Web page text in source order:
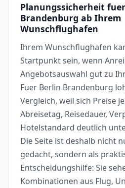
Planungssicherheit
Brandenburg ab Ihrem
Wunschflughafen
Ihrem Wunschflughafen
Startpunkt sein, wenn
Angebotsauswahl gut zu
Fuer Berlin Brandenburg
Vergleich, weil sich Preise
Abreisetag, Reisedauer,
Hotelstandard deutlich
Die Seite ist deshalb nicht
gedacht, sondern als
Entscheidungshilfe: Sie
Kombinationen aus Flug,